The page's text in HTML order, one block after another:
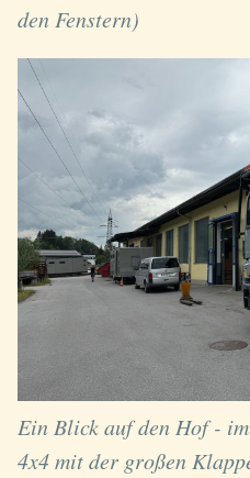
den Fenstern)
Ein Blick auf den Hof -
4x4 mit der großen